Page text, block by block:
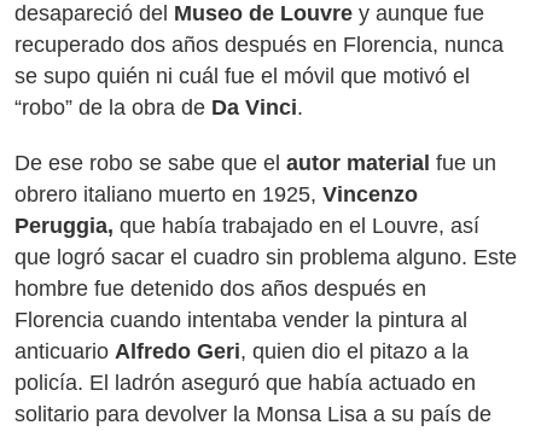
desapareció del Museo de Louvre y aunque fue
recuperado dos años después en Florencia, nunca
se supo quién ni cuál fue el móvil que motivó el
“robo” de la obra de Da Vinci.
De ese robo se sabe que el autor material fue un
obrero italiano muerto en 1925, Vincenzo
Peruggia, que había trabajado en el Louvre, así
que logró sacar el cuadro sin problema alguno. Este
hombre fue detenido dos años después en
Florencia cuando intentaba vender la pintura al
anticuario Alfredo Geri, quien dio el pitazo a la
policía. El ladrón aseguró que había actuado en
solitario para devolver la Monsa Lisa a su país de